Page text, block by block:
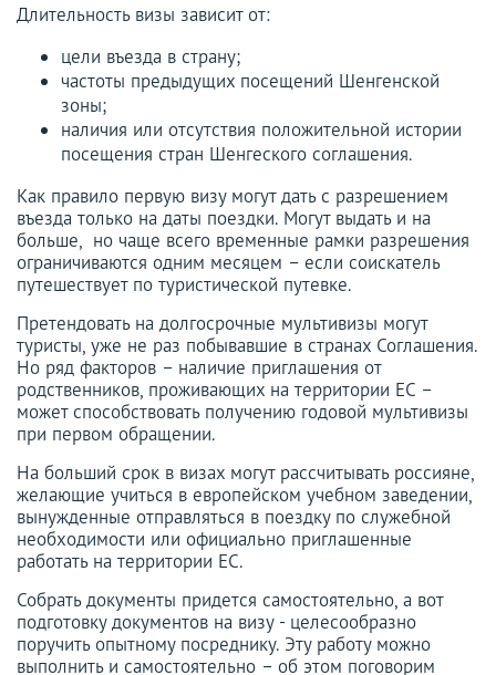
Длительность визы зависит от:
цели въезда в страну;
частоты предыдущих посещений Шенгенской
зоны;
наличия или отсутствия положительной истории
посещения стран Шенгеского соглашения.
Как правило первую визу могут дать с разрешением
въезда только на даты поездки. Могут выдать и на
больше, но чаще всего временные рамки разрешения
ограничиваются одним месяцем – если соискатель
путешествует по туристической путевке.
Претендовать на долгосрочные мультивизы могут
туристы, уже не раз побывавшие в странах Соглашения.
Но ряд факторов – наличие приглашения от
родственников, проживающих на территории ЕС –
может способствовать получению годовой мультивизы
при первом обращении.
На больший срок в визах могут рассчитывать россияне,
желающие учиться в европейском учебном заведении,
вынужденные отправляться в поездку по служебной
необходимости или официально приглашенные
работать на территории ЕС.
Собрать документы придется самостоятельно, а вот
подготовку документов на визу - целесообразно
поручить опытному посреднику. Эту работу можно
выполнить и самостоятельно – об этом поговорим